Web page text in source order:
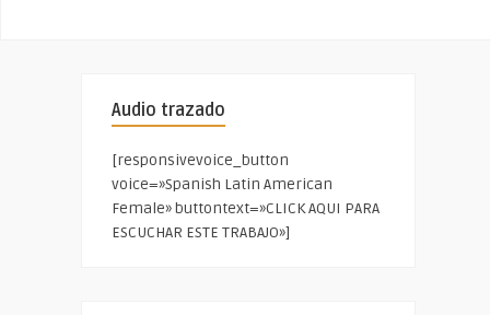
Audio trazado
[responsivevoice_button
voice=»Spanish Latin American
Female» buttontext=»CLICK AQUI PARA
ESCUCHAR ESTE TRABAJO»]